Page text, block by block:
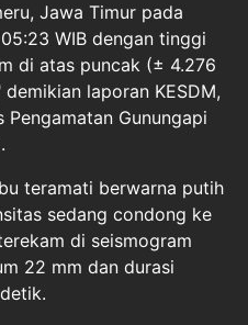
Jawa Timur pada
WIB dengan tinggi
di atas puncak (± 4.276
laporan KESDM,
Pengamatan Gunungapi
teramati berwarna putih
sedang condong ke
di seismogram
22 mm dan durasi